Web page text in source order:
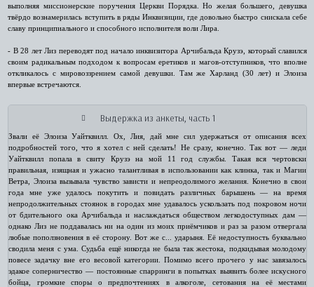
выполняя миссионерские поручения Церкви Порядка. Но желая большего, девушка
твёрдо вознамерилась вступить в ряды Инквизиции, где довольно быстро снискала себе
славу принципиального и способного исполнителя воли Лира.
- В 28 лет Лиз переводят под начало инквизитора Арчибальда Крузэ, который славился
своим радикальным подходом к вопросам еретиков и магов-отступников, что вполне
откликалось с мировоззрением самой девушки. Там же Харланд (30 лет) и Элоиза
впервые встречаются.
Выдержка из анкеты, часть 1
Звали её Элоиза Уайтквилл. Ох, Лия, дай мне сил удержаться от описания всех
подробностей того, что я хотел с ней сделать! Не сразу, конечно. Так вот — леди
Уайтквилл попала в свиту Крузэ на мой 11 год службы. Такая вся чертовски
правильная, изящная и ужасно талантливая в использовании как клинка, так и Магии
Ветра, Элоиза вызывала чувство зависти и непреодолимого желания. Конечно в свои
года мне уже удалось покутить и повидать различных барышень — на время
непродолжительных стоянок в городах мне удавалось ускользать под покровом ночи
от бдительного ока Арчибальда и наслаждаться обществом легкодоступных дам —
однако Лиз не поддавалась ни на один из моих приёмчиков и раз за разом отвергала
любые поползновения в её сторону. Вот же с... ударыня. Её недоступность буквально
сводила меня с ума. Судьба ещё никогда не была так жестока, подкидывая молодому
повесе задачку вне его весовой категории. Помимо всего прочего у нас завязалось
эдакое соперничество — постоянные спарринги в попытках выявить более искусного
бойца, громкие споры о предпочтениях в алкоголе, сетования на её местами